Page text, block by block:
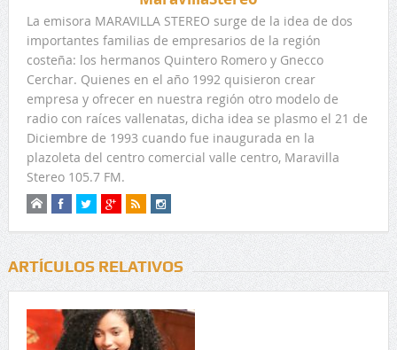
La emisora MARAVILLA STEREO surge de la idea de dos
importantes familias de empresarios de la región
costeña: los hermanos Quintero Romero y Gnecco
Cerchar. Quienes en el año 1992 quisieron crear
empresa y ofrecer en nuestra región otro modelo de
radio con raíces vallenatas, dicha idea se plasmo el 21 de
Diciembre de 1993 cuando fue inaugurada en la
plazoleta del centro comercial valle centro, Maravilla
Stereo 105.7 FM.
ARTÍCULOS RELATIVOS